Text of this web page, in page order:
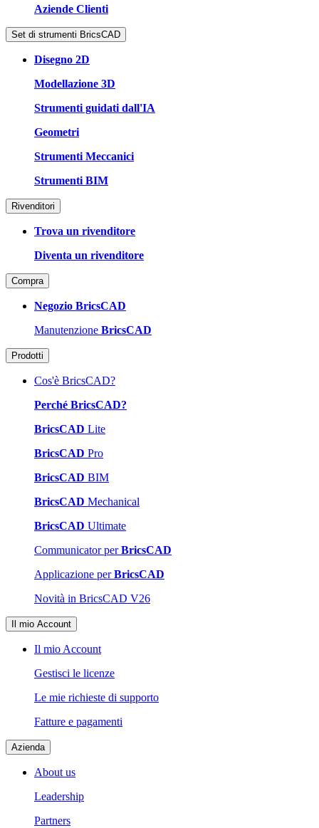
Aziende Clienti
Set di strumenti BricsCAD
Disegno 2D
Modellazione 3D
Strumenti guidati dall'IA
Geometri
Strumenti Meccanici
Strumenti BIM
Rivenditori
Trova un rivenditore
Diventa un rivenditore
Compra
Negozio BricsCAD
Manutenzione BricsCAD
Prodotti
Cos'è BricsCAD?
Perché BricsCAD?
BricsCAD Lite
BricsCAD Pro
BricsCAD BIM
BricsCAD Mechanical
BricsCAD Ultimate
Communicator perBricsCAD
Applicazione perBricsCAD
Novità in BricsCAD V26
Il mio Account
Il mio Account
Gestisci le licenze
Le mie richieste di supporto
Fatture e pagamenti
Azienda
About us
Leadership
Partners